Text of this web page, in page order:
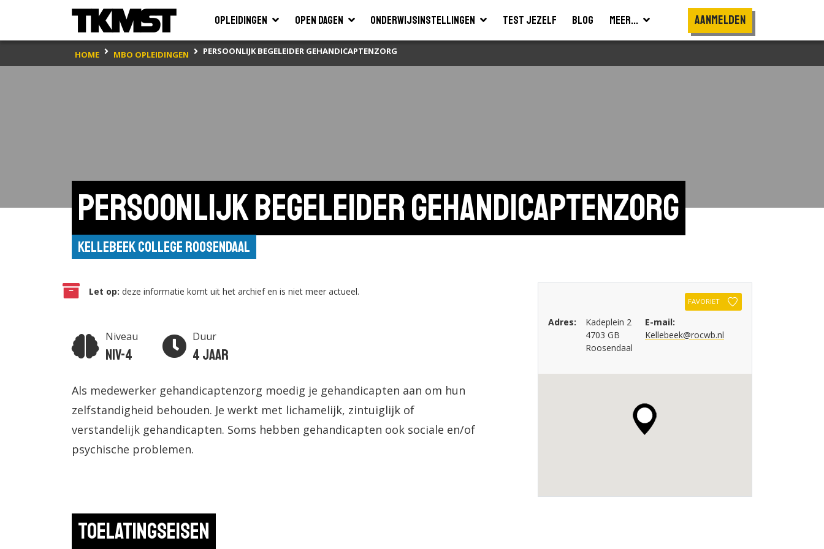
Opleidingen Open dagen Onderwijsinstellingen Test jezelf Blog Meer... Aanmelden
HOME MBO OPLEIDINGEN PERSOONLIJK BEGELEIDER GEHANDICAPTENZORG
Persoonlijk begeleider gehandicaptenzorg
Kellebeek College Roosendaal
Let op: deze informatie komt uit het archief en is niet meer actueel.
Niveau
Niv-4
Duur
4 jaar
Als medewerker gehandicaptenzorg moedig je gehandicapten aan om hun
zelfstandigheid behouden. Je werkt met lichamelijk, zintuiglijk of
verstandelijk gehandicapten. Soms hebben gehandicapten ook sociale en/of
psychische problemen.
Toelatingseisen
FAVORIET
Adres:
Kadeplein 2
4703 GB
Roosendaal
E-mail:
Kellebeek@rocwb.nl